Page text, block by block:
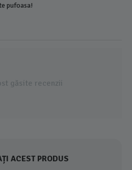
pufoasa!
găsite recenzii
ACEST PRODUS